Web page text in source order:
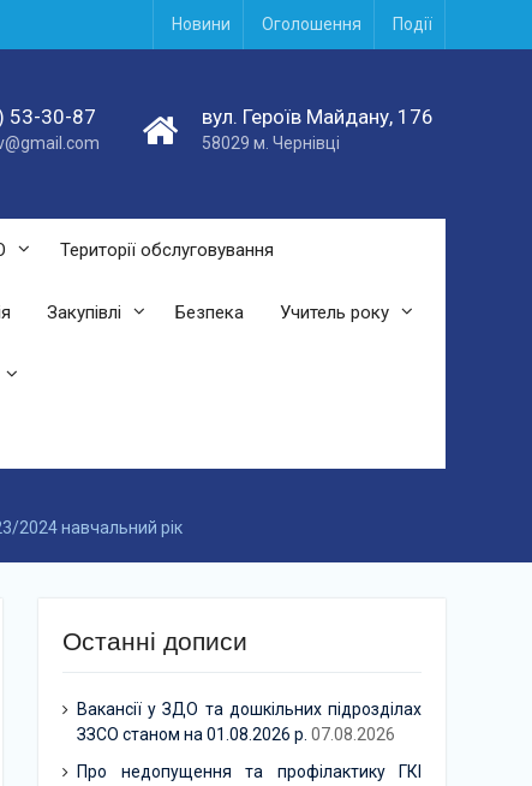
Новини Оголошення Події
53-30-87 вул. Героїв Майдану, 176
58029 м. Чернівці
Території обслуговування
Закупівлі Безпека Учитель року
2024 навчальний рік
Останні дописи
Вакансії у ЗДО та дошкільних підрозділах
ЗЗСО станом на 01.08.2026 р. 07.08.2026
Про недопущення та профілактику ГКІ